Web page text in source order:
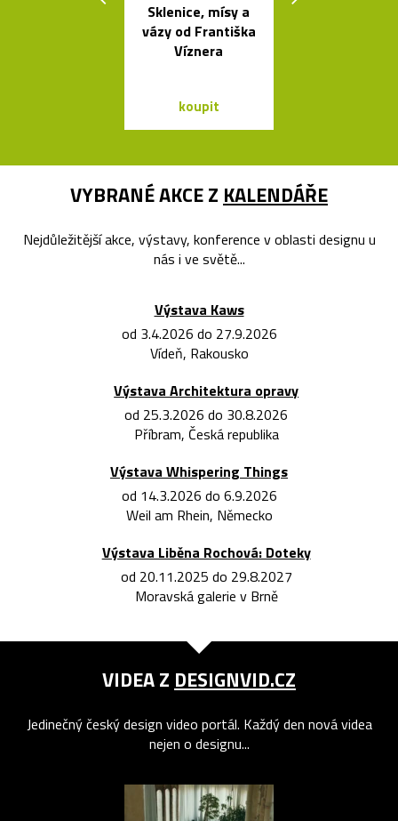
Sklenice, mísy a
vázy od Františka
Víznera
koupit
VYBRANÉ AKCE Z KALENDÁŘE
Nejdůležitější akce, výstavy, konference v oblasti designu u
nás i ve světě...
Výstava Kaws
od 3.4.2026 do 27.9.2026
Vídeň, Rakousko
Výstava Architektura opravy
od 25.3.2026 do 30.8.2026
Příbram, Česká republika
Výstava Whispering Things
od 14.3.2026 do 6.9.2026
Weil am Rhein, Německo
Výstava Liběna Rochová: Doteky
od 20.11.2025 do 29.8.2027
Moravská galerie v Brně
VIDEA Z DESIGNVID.CZ
Jedinečný český design video portál. Každý den nová videa
nejen o designu...